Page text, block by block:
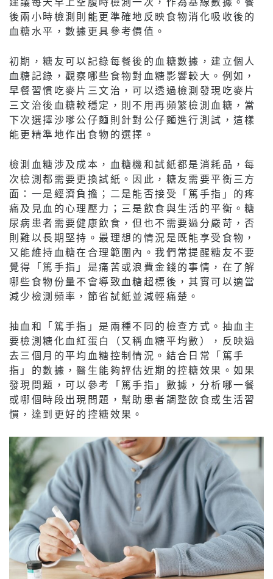
後兩小時檢測則能更準確地反映食物消化吸收後的
血糖水平，數據更具參考價值。
初期，糖友可以記錄每餐後的血糖數據，建立個人
血糖記錄，觀察哪些食物對血糖影響較大。例如，
早餐習慣吃麥片三文治，可以透過檢測發現吃麥片
三文治後血糖較穩定，則不用再頻繁檢測血糖，當
下次選擇沙嗲公仔麵則針對公仔麵進行測試，這樣
能更精準地作出食物的選擇。
檢測血糖涉及成本，血糖機和試紙都是消耗品，每
次檢測都需要更換試紙。因此，糖友需要平衡三方
面：一是經濟負擔；二是能否接受「篤手指」的疼
痛及見血的心理壓力；三是飲食與生活的平衡。糖
尿病患者需要健康飲食，但也不需要過分嚴苛，否
則難以長期堅持。最理想的情況是既能享受食物，
又能維持血糖在合理範圍內。我們常提醒糖友不要
覺得「篤手指」是痛苦或浪費金錢的事情，在了解
哪些食物份量不會導致血糖超標後，其實可以適當
減少檢測頻率，節省試紙並減輕痛楚。
抽血和「篤手指」是兩種不同的檢查方式。抽血主
要檢測糖化血紅蛋白（又稱血糖平均數），反映過
去三個月的平均血糖控制情況。結合日常「篤手
指」的數據，醫生能夠評估近期的控糖效果。如果
發現問題，可以參考「篤手指」數據，分析哪一餐
或哪個時段出現問題，幫助患者調整飲食或生活習
慣，達到更好的控糖效果。